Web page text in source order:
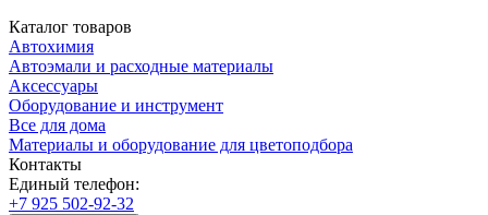
Каталог товаров
Автохимия
Автоэмали и расходные материалы
Аксессуары
Оборудование и инструмент
Все для дома
Материалы и оборудование для цветоподбора
Контакты
Единый телефон:
+7 925 502-92-32